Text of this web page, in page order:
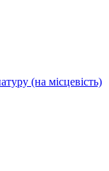
(на місцевість)